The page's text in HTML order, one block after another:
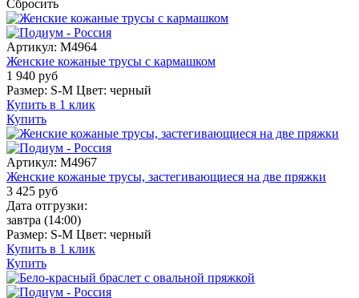
Сбросить
Артикул: M4964
Женские кожаные трусы с кармашком
1 940 руб
Размер: S-M Цвет: черный
Купить в 1 клик
Купить
Артикул: M4967
Женские кожаные трусы, застегивающиеся на две пряжки
3 425 руб
Дата отгрузки:
завтра (14:00)
Размер: S-M Цвет: черный
Купить в 1 клик
Купить